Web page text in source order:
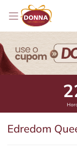
Edredom